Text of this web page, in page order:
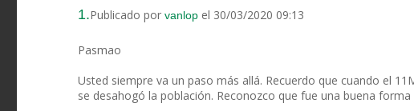
1.Publicado por vanlop el 30/03/2020 09:13
Pasmao
Usted siempre va un paso más allá. Recuerdo que cuando el
se desahogó la población. Reconozco que fue una buena